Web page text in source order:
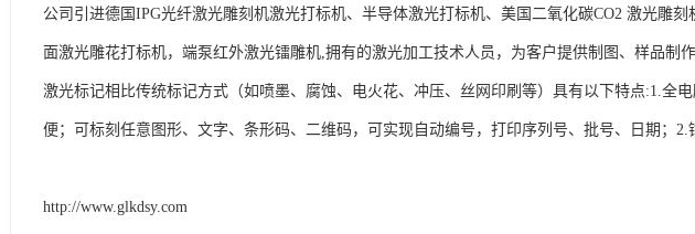
公司引进德国IPG光纤激光雕刻机激光打标机、半导体激光打标机、美国二氧化碳CO2 激光雕
面激光雕花打标机，端泵红外激光镭雕机,拥有的激光加工技术人员，为客户提供制图、样品制
激光标记相比传统标记方式（如喷墨、腐蚀、电火花、冲压、丝网印刷等）具有以下特点:1.全
便；可标刻任意图形、文字、条形码、二维码，可实现自动编号，打印序列号、批号、日期；
http://www.glkdsy.com